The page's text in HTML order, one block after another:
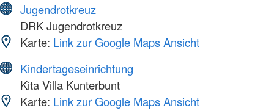
Jugendrotkreuz
DRK Jugendrotkreuz
Karte: Link zur Google Maps Ansicht
Kindertageseinrichtung
Kita Villa Kunterbunt
Karte: Link zur Google Maps Ansicht